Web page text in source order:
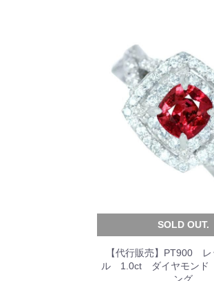
SOLD OUT.
【代行販売】PT900 レ
ル 1.0ct ダイヤモン